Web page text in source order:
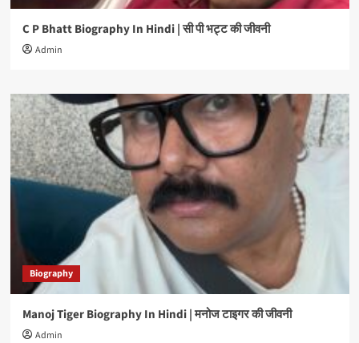
C P Bhatt Biography In Hindi | सी पी भट्ट की जीवनी
Admin
Biography
Manoj Tiger Biography In Hindi | मनोज टाइगर की जीवनी
Admin